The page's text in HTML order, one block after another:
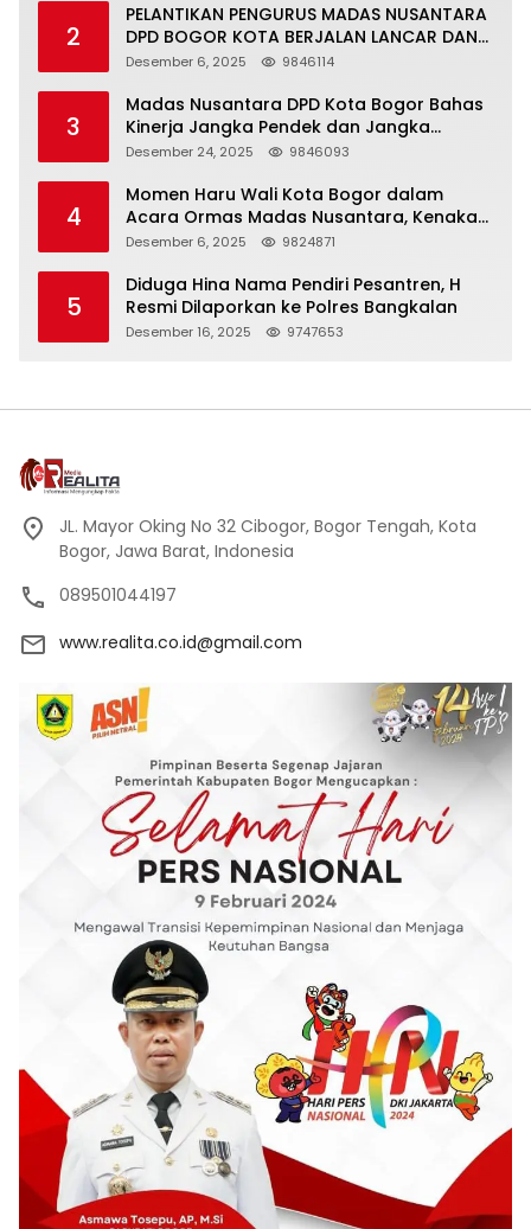
2
PELANTIKAN PENGURUS MADAS NUSANTARA
DPD BOGOR KOTA BERJALAN LANCAR DAN
KHIDMAT
Desember 6, 2025 9846114
3
Madas Nusantara DPD Kota Bogor Bahas
Kinerja Jangka Pendek dan Jangka
Panjang
Desember 24, 2025 9846093
4
Momen Haru Wali Kota Bogor dalam
Acara Ormas Madas Nusantara, Kenakan
Peci Hitam Tinggi sebagai Simbol
Desember 6, 2025 9824871
5
Diduga Hina Nama Pendiri Pesantren, H
Resmi Dilaporkan ke Polres Bangkalan
Desember 16, 2025 9747653
JL. Mayor Oking No 32 Cibogor, Bogor Tengah, Kota
Bogor, Jawa Barat, Indonesia
089501044197
www.realita.co.id@gmail.com